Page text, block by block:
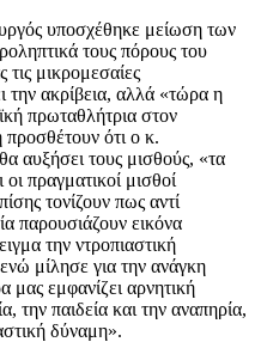
υποσχέθηκε μείωση των
τους πόρους του
μικρομεσαίες
την ακρίβεια, αλλά «τώρα η
πρωταθλήτρια στον
ότι ο κ.
αυξήσει τους μισθούς, «τα
πραγματικοί μισθοί
τονίζουν πως αντί
παρουσιάζουν εικόνα
την ντροπιαστική
μίλησε για την ανάγκη
εμφανίζει αρνητική
την παιδεία και την αναπηρία,
δύναμη».